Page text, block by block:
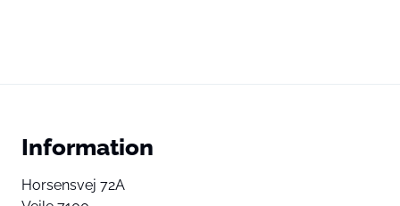
Information
Horsensvej 72A